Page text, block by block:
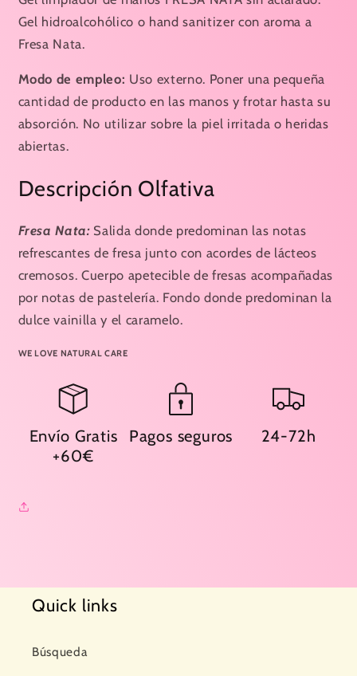
Gel hidroalcohólico o hand sanitizer con aroma a
Fresa Nata.
Modo de empleo: Uso externo. Poner una pequeña
cantidad de producto en las manos y frotar hasta su
absorción. No utilizar sobre la piel irritada o heridas
abiertas.
Descripción Olfativa
Fresa Nata: Salida donde predominan las notas
refrescantes de fresa junto con acordes de lácteos
cremosos. Cuerpo apetecible de fresas acompañadas
por notas de pastelería. Fondo donde predominan la
dulce vainilla y el caramelo.
WE LOVE NATURAL CARE
Envío Gratis
+60€
Pagos seguros 24-72h
Quick links
Búsqueda